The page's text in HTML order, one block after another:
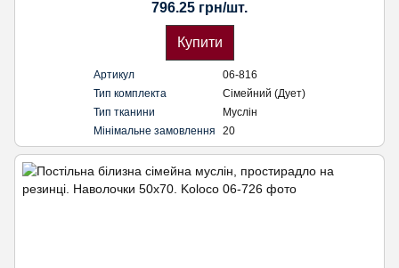
796.25 грн/шт.
Купити
Артикул
06-816
Тип комплекта
Сімейний (Дует)
Тип тканини
Муслін
Мінімальне замовлення
20